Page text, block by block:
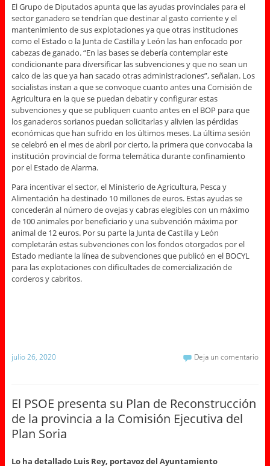
El Grupo de Diputados apunta que las ayudas provinciales para el
sector ganadero se tendrían que destinar al gasto corriente y el
mantenimiento de sus explotaciones ya que otras instituciones
como el Estado o la Junta de Castilla y León las han enfocado por
cabezas de ganado. “En las bases se debería contemplar este
condicionante para diversificar las subvenciones y que no sean un
calco de las que ya han sacado otras administraciones”, señalan. Los
socialistas instan a que se convoque cuanto antes una Comisión de
Agricultura en la que se puedan debatir y configurar estas
subvenciones y que se publiquen cuanto antes en el BOP para que
los ganaderos sorianos puedan solicitarlas y alivien las pérdidas
económicas que han sufrido en los últimos meses. La última sesión
se celebró en el mes de abril por cierto, la primera que convocaba la
institución provincial de forma telemática durante confinamiento
por el Estado de Alarma.
Para incentivar el sector, el Ministerio de Agricultura, Pesca y
Alimentación ha destinado 10 millones de euros. Estas ayudas se
concederán al número de ovejas y cabras elegibles con un máximo
de 100 animales por beneficiario y una subvención máxima por
animal de 12 euros. Por su parte la Junta de Castilla y León
completarán estas subvenciones con los fondos otorgados por el
Estado mediante la línea de subvenciones que publicó en el BOCYL
para las explotaciones con dificultades de comercialización de
corderos y cabritos.
julio 26, 2020 Deja un comentario
El PSOE presenta su Plan de Reconstrucción
de la provincia a la Comisión Ejecutiva del
Plan Soria
Lo ha detallado Luis Rey, portavoz del Ayuntamiento